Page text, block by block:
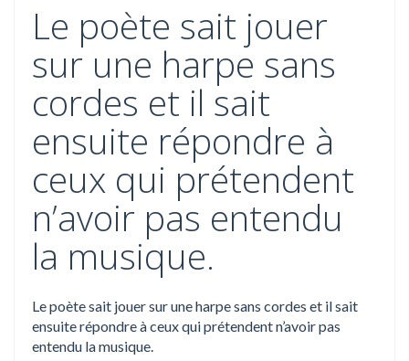
Le poète sait jouer
sur une harpe sans
cordes et il sait
ensuite répondre à
ceux qui prétendent
n’avoir pas entendu
la musique.
Le poète sait jouer sur une harpe sans cordes et il sait
ensuite répondre à ceux qui prétendent n’avoir pas
entendu la musique.